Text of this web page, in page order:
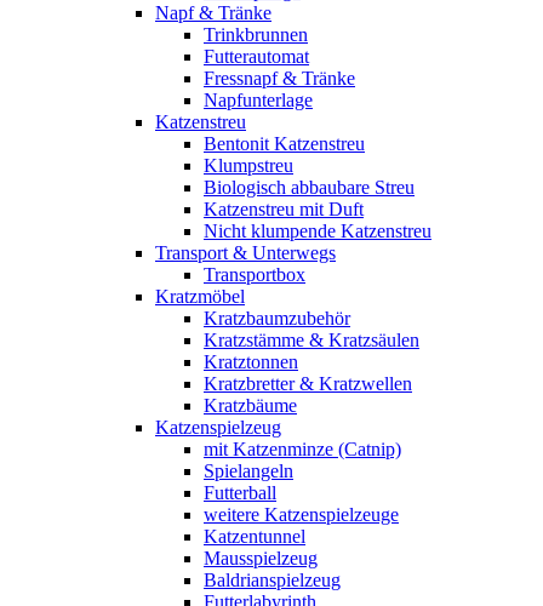
Napf & Tränke
Trinkbrunnen
Futterautomat
Fressnapf & Tränke
Napfunterlage
Katzenstreu
Bentonit Katzenstreu
Klumpstreu
Biologisch abbaubare Streu
Katzenstreu mit Duft
Nicht klumpende Katzenstreu
Transport & Unterwegs
Transportbox
Kratzmöbel
Kratzbaumzubehör
Kratzstämme & Kratzsäulen
Kratztonnen
Kratzbretter & Kratzwellen
Kratzbäume
Katzenspielzeug
mit Katzenminze (Catnip)
Spielangeln
Futterball
weitere Katzenspielzeuge
Katzentunnel
Mausspielzeug
Baldrianspielzeug
Futterlabyrinth